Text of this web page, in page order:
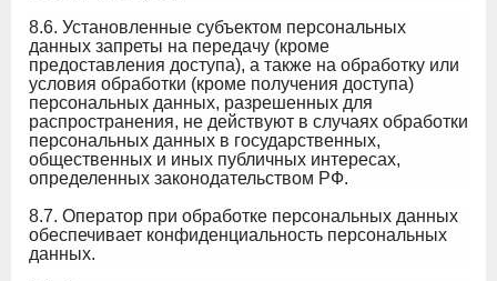
8.6. Установленные субъектом персональных
данных запреты на передачу (кроме
предоставления доступа), а также на обработку или
условия обработки (кроме получения доступа)
персональных данных, разрешенных для
распространения, не действуют в случаях обработки
персональных данных в государственных,
общественных и иных публичных интересах,
определенных законодательством РФ.
8.7. Оператор при обработке персональных данных
обеспечивает конфиденциальность персональных
данных.